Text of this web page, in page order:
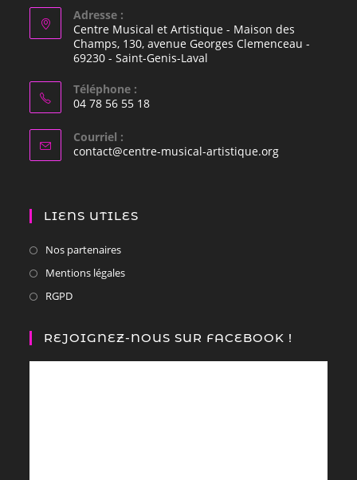
Adresse :
Centre Musical et Artistique - Maison des
Champs, 130, avenue Georges Clemenceau -
69230 - Saint-Genis-Laval
Téléphone :
04 78 56 55 18
Courriel :
contact@centre-musical-artistique.org
LIENS UTILES
Nos partenaires
Mentions légales
RGPD
REJOIGNEZ-NOUS SUR FACEBOOK !